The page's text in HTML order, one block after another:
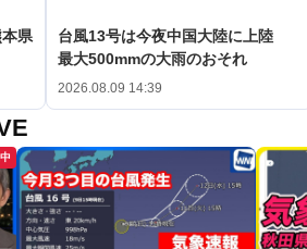
県
台風13号は今夜中国大陸に上陸
最大500mmの大雨のおそれ
2026.08.09 14:39